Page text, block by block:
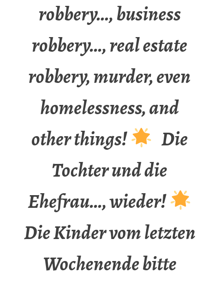
robbery…, business
robbery…, real estate
robbery, murder, even
homelessness, and
other things!
Die
Tochter und die
Ehefrau…, wieder!
Die Kinder vom letzten
Wochenende bitte